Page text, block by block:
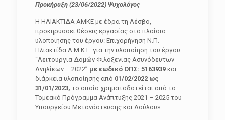
Προκήρυξη (23/06/2022) Ψυχολόγος
Η ΗΛΙΑΚΤΙΔΑ ΑΜΚΕ με έδρα τη Λέσβο,
προκηρύσσει θέσεις εργασίας στο πλαίσιο
υλοποίησης του έργου: Επιχορήγηση Ν.Π.
Ηλιακτίδα Α.Μ.Κ.Ε. για την υλοποίηση του έργου:
“Λειτουργία Δομών Φιλοξενίας Ασυνόδευτων
Ανηλίκων – 2022” με κωδικό ΟΠΣ: 5163939και
διάρκεια υλοποίησης από 01/02/2022 ως
31/01/2023, το οποίο χρηματοδοτείται από το
Τομεακό Πρόγραμμα Ανάπτυξης 2021 – 2025 του
Υπουργείου Μετανάστευσης και Ασύλου».